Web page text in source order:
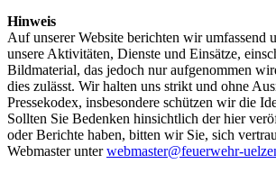
Hinweis
Auf unserer Website berichten wir umfassend
unsere Aktivitäten, Dienste und Einsätze,
Bildmaterial, das jedoch nur aufgenommen
dies zulässt. Wir halten uns strikt und ohne
Pressekodex, insbesondere schützen wir die
Sollten Sie Bedenken hinsichtlich der hier
oder Berichte haben, bitten wir Sie, sich
Webmaster unterwebmaster@feuerwehr-